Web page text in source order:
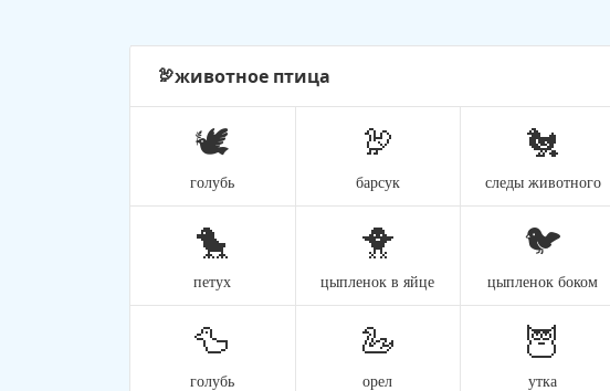
🦃животное птица
🕊️
голубь
🦃
барсук
🐔
следы животного
🐤
петух
🐥
цыпленок в яйце
🐦
цыпленок боком
🦆
голубь
🦢
орел
🦉
утка